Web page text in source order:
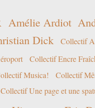
Amélie Ardiot
Dick Collectif
Collectif Encre
Musica! Collectif
Collectif Une page et une